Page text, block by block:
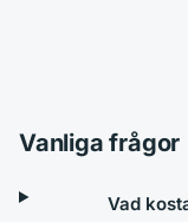
Vanliga frågor
Vad